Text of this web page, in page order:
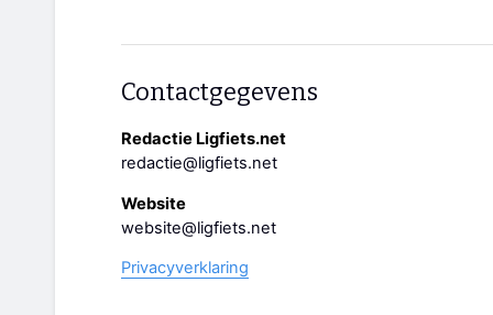
Contactgegevens
Redactie Ligfiets.net
redactie@ligfiets.net
Website
website@ligfiets.net
Privacyverklaring